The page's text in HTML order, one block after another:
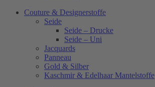
Couture & Designerstoffe
Seide
Seide – Drucke
Seide – Uni
Jacquards
Panneau
Gold & Silber
Kaschmir & Edelhaar Mantelstoffe